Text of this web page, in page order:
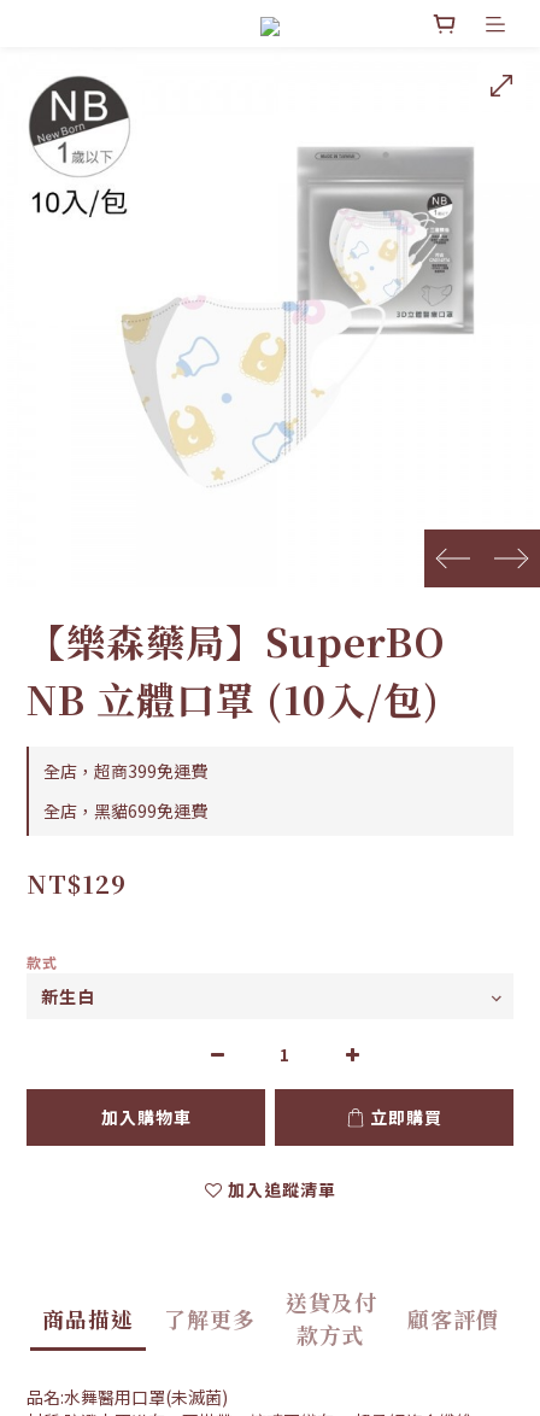
prev next
【樂森藥局】SuperBO
NB 立體口罩 (10入/包)
全店，超商399免運費
全店，黑貓699免運費
NT$129
款式
加入購物車 立即購買
加入追蹤清單
商品描述 了解更多
送貨及付
款方式
顧客評價
品名:水舞醫用口罩(未滅菌)